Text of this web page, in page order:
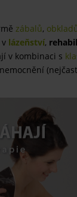
zábalů,
lázeňství,
v kombinaci s